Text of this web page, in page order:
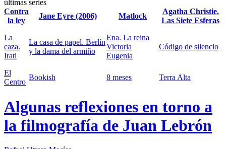
últimas series
Contra
la ley
Jane Eyre (2006) Matlock
Agatha Christie.
Las Siete Esferas
La
caza.
Irati
La casa de papel. Berlín
y la dama del armiño
Ena. La reina
Victoria
Eugenia
Código de silencio
El
Centro
Bookish 8 meses Terra Alta
Algunas reflexiones en torno a
la filmografía de Juan Lebrón